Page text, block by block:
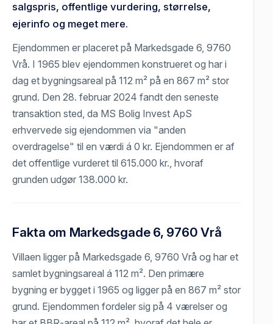
salgspris, offentlige vurdering, størrelse,
ejerinfo og meget mere.
Ejendommen er placeret på Markedsgade 6, 9760
Vrå. I 1965 blev ejendommen konstrueret og har i
dag et bygningsareal på 112 m² på en 867 m² stor
grund. Den 28. februar 2024 fandt den seneste
transaktion sted, da MS Bolig Invest ApS
erhvervede sig ejendommen via "anden
overdragelse" til en værdi á 0 kr. Ejendommen er af
det offentlige vurderet til 615.000 kr., hvoraf
grunden udgør 138.000 kr.
Fakta om Markedsgade 6, 9760 Vrå
Villaen ligger på Markedsgade 6, 9760 Vrå og har et
samlet bygningsareal á 112 m². Den primære
bygning er bygget i 1965 og ligger på en 867 m² stor
grund. Ejendommen fordeler sig på 4 værelser og